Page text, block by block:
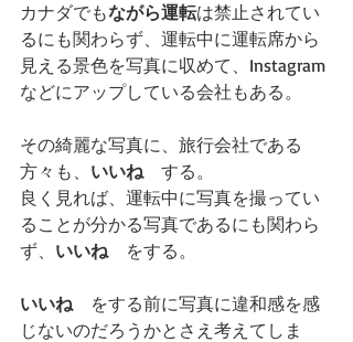
カナダでもながら運転は禁止されてい
るにも関わらず、運転中に運転席から
見える景色を写真に収めて、Instagram
などにアップしている会社もある。
その綺麗な写真に、旅行会社である
方々も、 いいね する。
良く見れば、運転中に写真を撮ってい
ることが分かる写真であるにも関わら
ず、 いいね をする。
いいね をする前に写真に違和感を感
じないのだろうかとさえ考えてしま